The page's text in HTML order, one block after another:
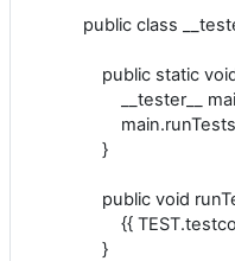
public class
public static
__tester__
}
public void
{{
}